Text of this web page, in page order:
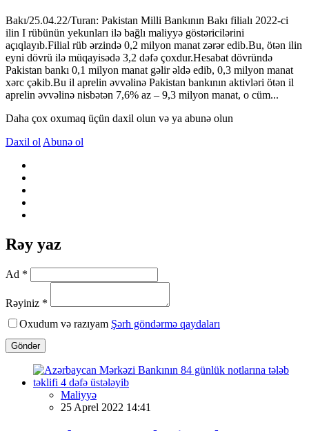
Bakı/25.04.22/Turan: Pakistan Milli Bankının Bakı filialı 2022-ci
ilin I rübünün yekunları ilə bağlı maliyyə göstəricilərini
açıqlayıb.Filial rüb ərzində 0,2 milyon manat zərər edib.Bu, ötən ilin
eyni dövrü ilə müqayisədə 3,2 dəfə çoxdur.Hesabat dövründə
Pakistan bankı 0,1 milyon manat gəlir əldə edib, 0,3 milyon manat
xərc çəkib.Bu il aprelin əvvəlinə Pakistan bankının aktivləri ötən il
aprelin əvvəlinə nisbətən 7,6% az – 9,3 milyon manat, o cüm...
Daha çox oxumaq üçün daxil olun və ya abunə olun
Daxil ol Abunə ol
Rəy yaz
Ad *
Rəyiniz *
Oxudum və razıyam Şərh göndərmə qaydaları
Göndər
Maliyyə
25 Aprel 2022 14:41